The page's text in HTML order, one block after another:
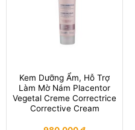
Kem Dưỡng Ẩm, Hỗ Trợ
Làm Mờ Nám Placentor
Vegetal Creme Correctrice
Corrective Cream